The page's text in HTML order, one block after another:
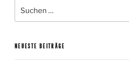
nach:
NEUESTE BEITRÄGE